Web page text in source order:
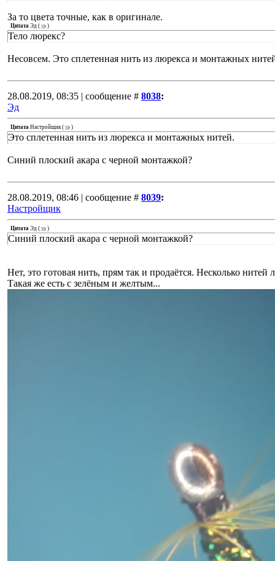
За то цвета точные, как в оригинале.
Цитата Эд ( )
Тело люрекс?
Несовсем. Это сплетенная нить из люрекса и монтажных
28.08.2019, 08:35 | сообщение # 8038:
Эд
Цитата Настройщик( )
Это сплетенная нить из люрекса и монтажных нитей.
Синий плоский акара с черной монтажкой?
28.08.2019, 08:46 | сообщение # 8039:
Настройщик
Цитата Эд ( )
Синий плоский акара с черной монтажкой?
Нет, это готовая нить, прям так и продаётся. Несколько нитей
Такая же есть с зелёным и желтым...